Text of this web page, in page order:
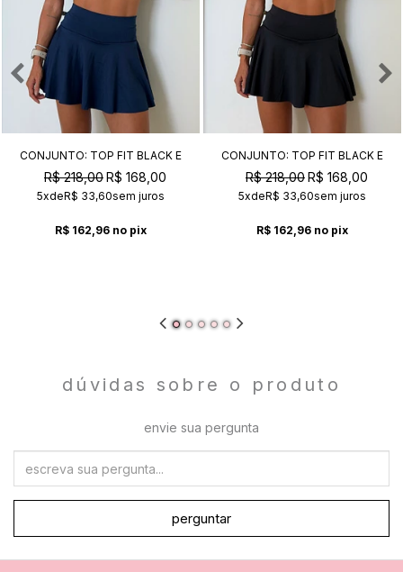
CONJUNTO: TOP FIT BLACK E
SHORT SAIA ACTIVE NAVY
R$ 218,00R$ 168,00
5xdeR$ 33,60sem juros
R$ 162,96 no pix
CONJUNTO: TOP FIT BLACK E
SHORT SAIA ACTIVE BLACK
R$ 218,00R$ 168,00
5xdeR$ 33,60sem juros
R$ 162,96 no pix
dúvidas sobre o produto
envie sua pergunta
perguntar